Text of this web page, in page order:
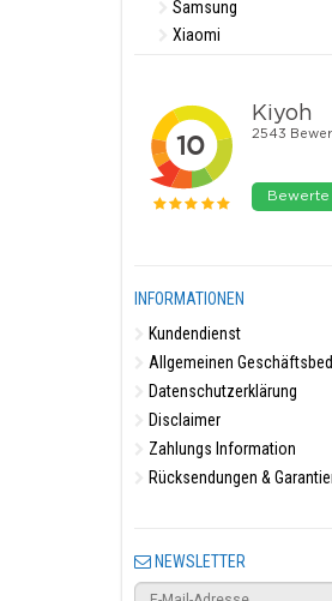
Samsung
Xiaomi
INFORMATIONEN
Kundendienst
Allgemeinen
Datenschutzerklärung
Disclaimer
Zahlungs Information
Rücksendungen &
NEWSLETTER